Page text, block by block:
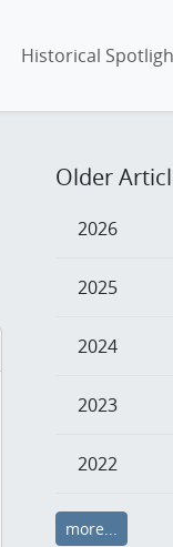
Historical
Older
2026
2025
2024
2023
2022
more...